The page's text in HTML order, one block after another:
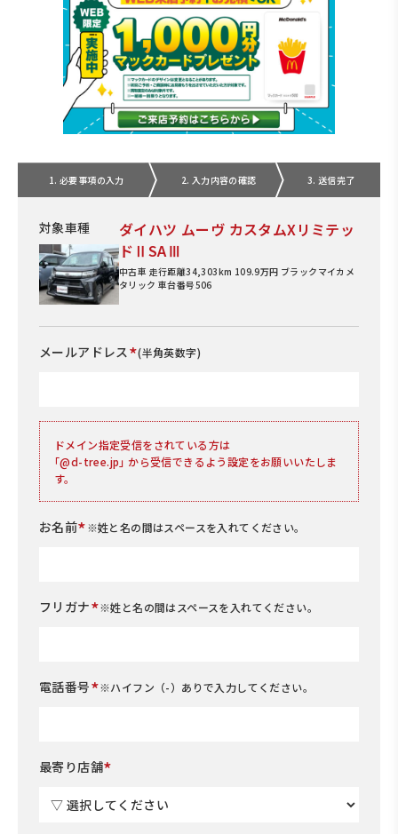
1. 必要事項の入力 2. 入力内容の確認 3. 送信完了
対象車種
ダイハツ ムーヴ カスタムXリミテッ
ドⅡSAⅢ
中古車 走行距離34,303km 109.9万円 ブラックマイカメ
タリック 車台番号506
メールアドレス *(半角英数字)
ドメイン指定受信をされている方は
｢@d-tree.jp｣ から受信できるよう設定をお願いいたしま
す。
お名前*※姓と名の間はスペースを入れてください。
フリガナ*※姓と名の間はスペースを入れてください。
電話番号*※ハイフン（-）ありで入力してください。
最寄り店舗*